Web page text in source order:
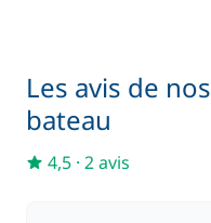
Paddle
Serviettes
Les avis de
bateau
4,5 · 2 avis